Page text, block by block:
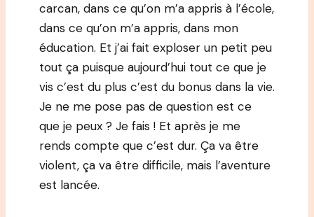
carcan, dans ce qu’on m’a appris à l’école,
dans ce qu’on m’a appris, dans mon
éducation. Et j’ai fait exploser un petit peu
tout ça puisque aujourd’hui tout ce que je
vis c’est du plus c’est du bonus dans la vie.
Je ne me pose pas de question est ce
que je peux ? Je fais ! Et après je me
rends compte que c’est dur. Ça va être
violent, ça va être difficile, mais l’aventure
est lancée.